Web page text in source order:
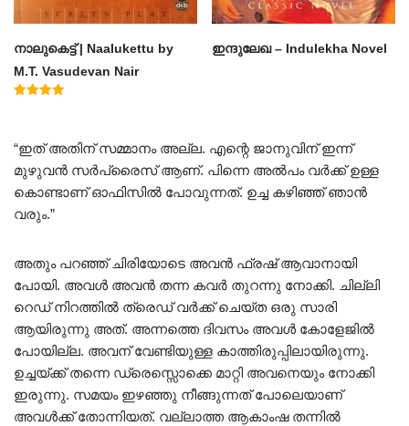
നാലുകെട്ട് | Naalukettu by
M.T. Vasudevan Nair
ഇന്ദുലേഖ – Indulekha Novel
“ഇത് അതിന് സമ്മാനം അല്ല. എന്റെ ജാനുവിന് ഇന്ന്
മുഴുവൻ സർപ്രൈസ് ആണ്. പിന്നെ അൽപം വർക്ക്‌ ഉള്ള
കൊണ്ടാണ് ഓഫിസിൽ പോവുന്നത്. ഉച്ച കഴിഞ്ഞ് ഞാൻ
വരും.”
അതും പറഞ്ഞ് ചിരിയോടെ അവൻ ഫ്രഷ് ആവാനായി
പോയി. അവൾ അവൻ തന്ന കവർ തുറന്നു നോക്കി. ചില്ലി
റെഡ് നിറത്തിൽ ത്രെഡ് വർക്ക്‌ ചെയ്ത ഒരു സാരി
ആയിരുന്നു അത്. അന്നത്തെ ദിവസം അവൾ കോളേജിൽ
പോയില്ല. അവന് വേണ്ടിയുള്ള കാത്തിരുപ്പിലായിരുന്നു.
ഉച്ചയ്ക്ക് തന്നെ ഡ്രെസ്സൊക്കെ മാറ്റി അവനെയും നോക്കി
ഇരുന്നു. സമയം ഇഴഞ്ഞു നീങ്ങുന്നത് പോലെയാണ്
അവൾക്ക് തോന്നിയത്. വല്ലാത്ത ആകാംഷ തന്നിൽ